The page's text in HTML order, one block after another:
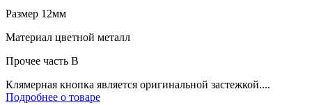
Размер 12мм
Материал цветной металл
Прочее часть B
Клямерная кнопка является оригинальной застежкой....
Подробнее о товаре